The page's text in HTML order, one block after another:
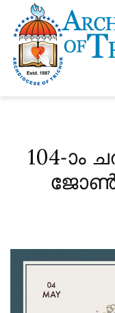
104-ാം
ജോൺ